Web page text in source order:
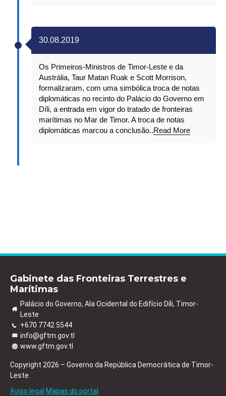
30.08.2019
Os Primeiros-Ministros de Timor-Leste e da
Austrália, Taur Matan Ruak e Scott Morrison,
formalizaram, com uma simbólica troca de notas
diplomáticas no recinto do Palácio do Governo em
Díli, a entrada em vigor do tratado de fronteiras
marítimas no Mar de Timor. A troca de notas
diplomáticas marcou a conclusão..Read More
Gabinete das Fronteiras Terrestres e
Marítimas
Palácio do Governo, Ala Ocidental do Edifício Díli, Timor-
Leste
+670 7742 5544
info@gftm.gov.tl
www.gftm.gov.tl
Copyright 2026 – Governo da República Democrática de Timor-
Leste
Aviso legal Mapas do portal